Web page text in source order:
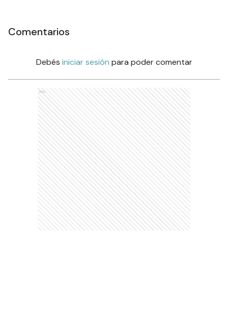
Comentarios
Debés iniciar sesión para poder comentar
Ads